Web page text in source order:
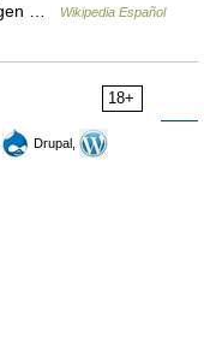
…
Wikipedia Español
18+
Drupal,